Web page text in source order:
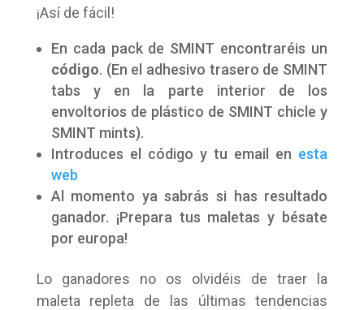
¡Así de fácil!
En cada pack de SMINT encontraréis un
código. (En el adhesivo trasero de SMINT
tabs y en la parte interior de los
envoltorios de plástico de SMINT chicle y
SMINT mints).
Introduces el código y tu email en esta
web
Al momento ya sabrás si has resultado
ganador. ¡Prepara tus maletas y bésate
por europa!
Lo ganadores no os olvidéis de traer la
maleta repleta de las últimas tendencias